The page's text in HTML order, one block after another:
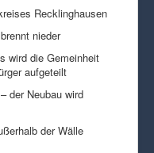
Recklinghausen
nieder
wird die Gemeinheit
aufgeteilt
der Neubau wird
der Wälle